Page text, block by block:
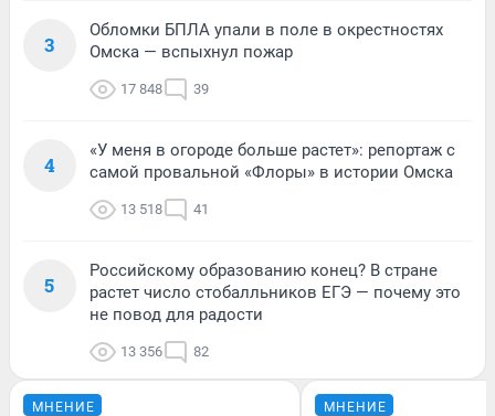
3
Обломки БПЛА упали в поле в окрестностях
Омска — вспыхнул пожар
17 848 39
4
«У меня в огороде больше растет»: репортаж с
самой провальной «Флоры» в истории Омска
13 518 41
5
Российскому образованию конец? В стране
растет число стобалльников ЕГЭ — почему это
не повод для радости
13 356 82
МНЕНИЕ МНЕНИЕ